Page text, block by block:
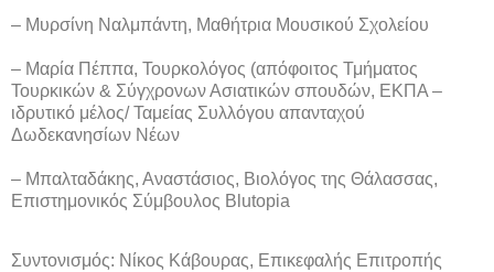
– Μυρσίνη Ναλμπάντη, Μαθήτρια Μουσικού Σχολείου
– Μαρία Πέππα, Τουρκολόγος (απόφοιτος Τμήματος
Τουρκικών & Σύγχρονων Ασιατικών σπουδών, ΕΚΠΑ –
ιδρυτικό μέλος/ Ταμείας Συλλόγου απανταχού
Δωδεκανησίων Νέων
– Μπαλταδάκης, Αναστάσιος, Βιολόγος της Θάλασσας,
Επιστημονικός Σύμβουλος Blutopia
Συντονισμός: Νίκος Κάβουρας, Επικεφαλής Επιτροπής